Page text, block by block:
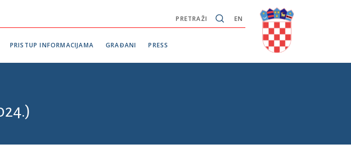
EN
PRETRAŽI
PRISTUP INFORMACIJAMA GRAĐANI PRESS